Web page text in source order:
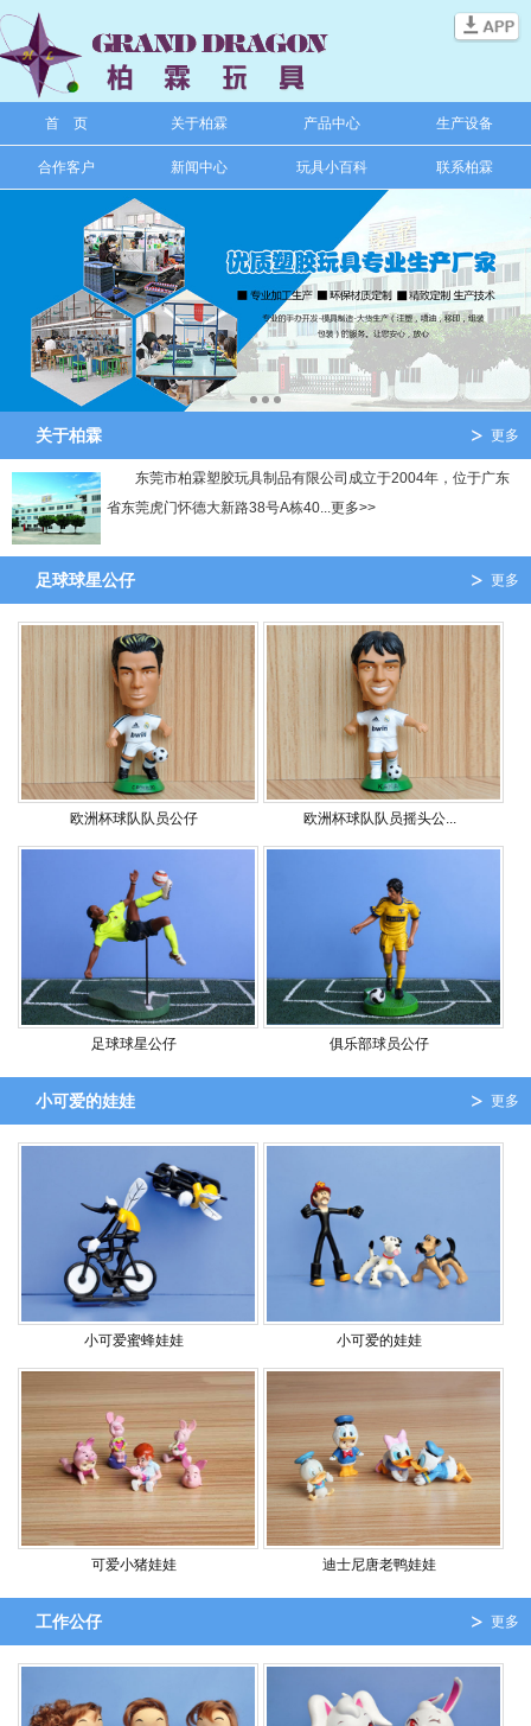
首 页 关于柏霖 产品中心 生产设备
合作客户 新闻中心 玩具小百科 联系柏霖
更多
关于柏霖
东莞市柏霖塑胶玩具制品有限公司成立于2004年，位于广东
省东莞虎门怀德大新路38号A栋40...更多>>
更多
足球球星公仔
欧洲杯球队队员公仔 欧洲杯球队队员摇头公...
足球球星公仔 俱乐部球员公仔
更多
小可爱的娃娃
小可爱蜜蜂娃娃 小可爱的娃娃
可爱小猪娃娃 迪士尼唐老鸭娃娃
更多
工作公仔
信息搜索
搜索